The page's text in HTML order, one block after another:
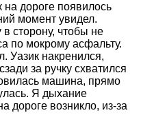
на дороге появилось
момент увидел.
сторону, чтобы не
по мокрому асфальту.
Уазик накренился,
за ручку схватился
машина, прямо
Я дыхание
дороге возникло, из-за